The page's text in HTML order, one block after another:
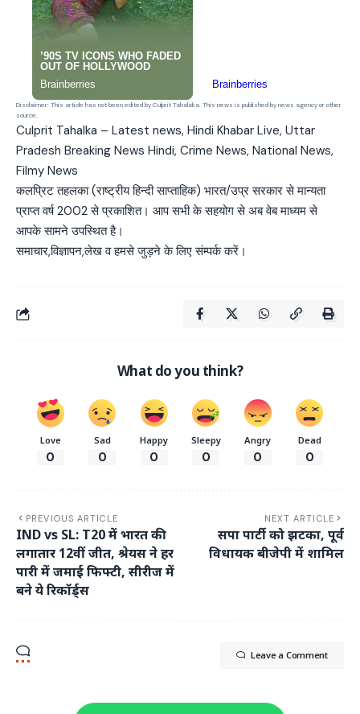
Disclaimer: This article has not been edited by Culprit Tahalaka. This news is published by news agency or other
source.
Culprit Tahalka – Latest news, Hindi Khabar Live, Uttar
Pradesh Breaking News Hindi, Crime News, National News,
Filmy News
कलप्रिट तहलका (राष्ट्रीय हिन्दी साप्ताहिक) भारत/उप्र सरकार से मान्यता
प्राप्त वर्ष 2002 से प्रकाशित। आप सभी के सहयोग से अब वेब माध्यम से
आपके सामने उपस्थित है।
समाचार,विज्ञापन,लेख व हमसे जुड़ने के लिए संम्पर्क करें।
What do you think?
Love
0
Sad
0
Happy
0
Sleepy
0
Angry
0
Dead
0
PREVIOUS ARTICLE
IND vs SL: T20 में भारत की
लगातार 12वीं जीत, श्रेयस ने हर
पारी में जमाई फिफ्टी, सीरीज में
बने ये रिकॉर्ड्स
NEXT ARTICLE
सपा पार्टी को झटका, पूर्व
विधायक बीजेपी में शामिल
Leave a Comment